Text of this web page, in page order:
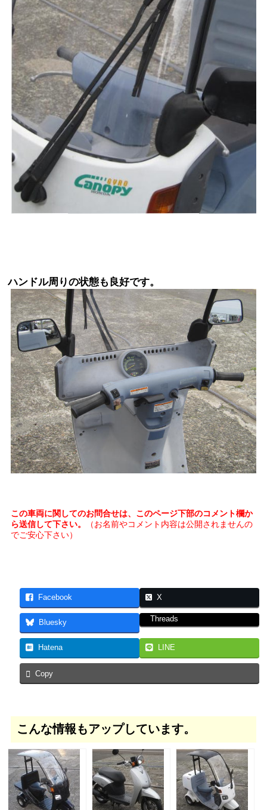
ハンドル周りの状態も良好です。
この車両に関してのお問合せは、このページ下部のコメント欄か
ら送信して下さい。
（お名前やコメント内容は公開されませんの
でご安心下さい）
Facebook X
Bluesky Threads
Hatena LINE
Copy
こんな情報もアップしています。